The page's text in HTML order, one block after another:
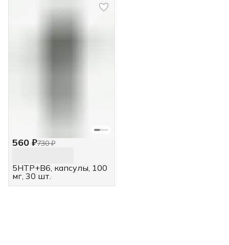
560 ₽730 ₽
5HTP+B6, капсулы, 100
мг, 30 шт.